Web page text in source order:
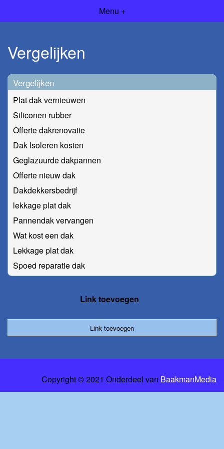
Menu +
Vergelijken
Vergelijken
Plat dak vernieuwen
Siliconen rubber
Offerte dakrenovatie
Dak Isoleren kosten
Geglazuurde dakpannen
Offerte nieuw dak
Dakdekkersbedrijf
lekkage plat dak
Pannendak vervangen
Wat kost een dak
Lekkage plat dak
Spoed reparatie dak
Link toevoegen
Link toevoegen
Copyright © 2021 Onderdeel van BaakmanMedia